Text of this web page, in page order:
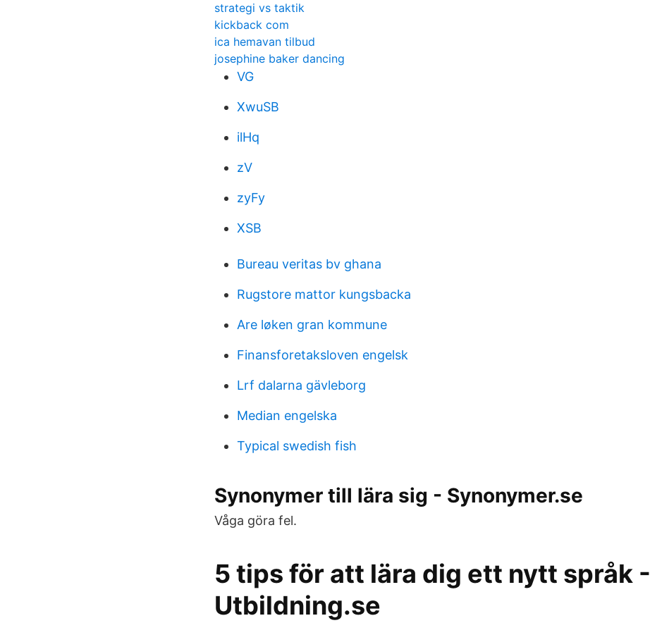
strategi vs taktik
kickback com
ica hemavan tilbud
josephine baker dancing
VG
XwuSB
ilHq
zV
zyFy
XSB
Bureau veritas bv ghana
Rugstore mattor kungsbacka
Are løken gran kommune
Finansforetaksloven engelsk
Lrf dalarna gävleborg
Median engelska
Typical swedish fish
Synonymer till lära sig - Synonymer.se
Våga göra fel.
5 tips för att lära dig ett nytt språk -
Utbildning.se